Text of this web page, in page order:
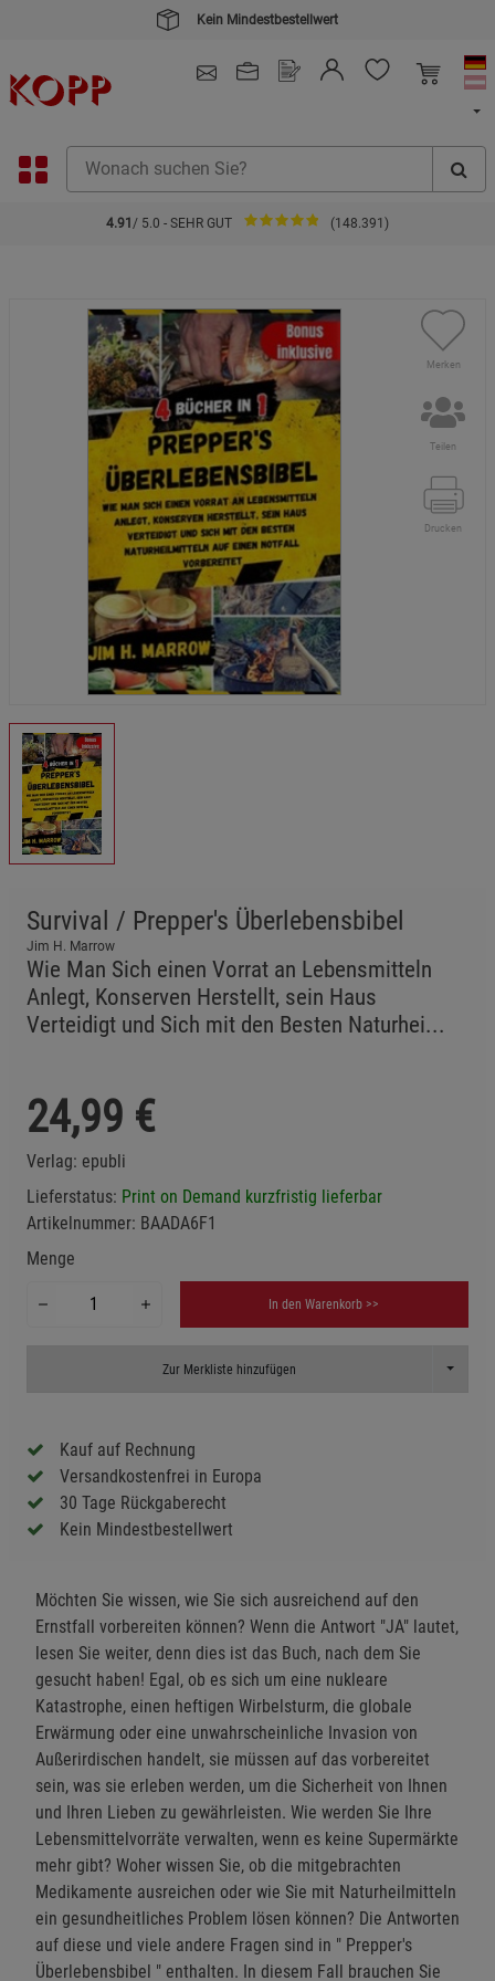
Kein Mindestbestellwert
4.91 / 5.0 - SEHR GUT (148.391)
Merken
Teilen
Drucken
Survival / Prepper's Überlebensbibel
Jim H. Marrow
Wie Man Sich einen Vorrat an Lebensmitteln
Anlegt, Konserven Herstellt, sein Haus
Verteidigt und Sich mit den Besten Naturhei...
24,99 €
Verlag: epubli
Lieferstatus: Print on Demand kurzfristig lieferbar
Artikelnummer: BAADA6F1
Menge
In den Warenkorb >>
Zur Merkliste hinzufügen Toggle
Kauf auf Rechnung
Versandkostenfrei in Europa
30 Tage Rückgaberecht
Kein Mindestbestellwert
Möchten Sie wissen, wie Sie sich ausreichend auf den
Ernstfall vorbereiten können? Wenn die Antwort "JA" lautet,
lesen Sie weiter, denn dies ist das Buch, nach dem Sie
gesucht haben! Egal, ob es sich um eine nukleare
Katastrophe, einen heftigen Wirbelsturm, die globale
Erwärmung oder eine unwahrscheinliche Invasion von
Außerirdischen handelt, sie müssen auf das vorbereitet
sein, was sie erleben werden, um die Sicherheit von Ihnen
und Ihren Lieben zu gewährleisten. Wie werden Sie Ihre
Lebensmittelvorräte verwalten, wenn es keine Supermärkte
mehr gibt? Woher wissen Sie, ob die mitgebrachten
Medikamente ausreichen oder wie Sie mit Naturheilmitteln
ein gesundheitliches Problem lösen können? Die Antworten
auf diese und viele andere Fragen sind in " Prepper's
Überlebensbibel " enthalten. In diesem Fall brauchen Sie